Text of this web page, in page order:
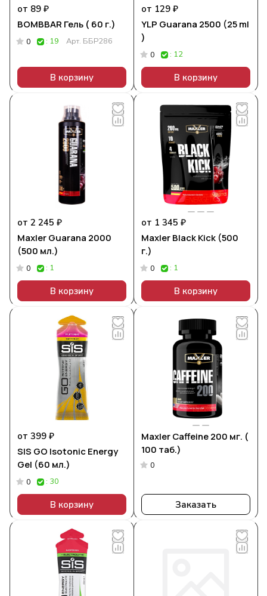
от 89 ₽
BOMBBAR Гель ( 60 г.)
0 : 19 Арт. ББР286
В корзину
от 129 ₽
YLP Guarana 2500 (25 ml
)
0 : 12
В корзину
от 2 245 ₽
Maxler Guarana 2000
(500 мл.)
0 : 1
В корзину
от 1 345 ₽
Maxler Black Kick (500
г.)
0 : 1
В корзину
от 399 ₽
SIS GO Isotonic Energy
Gel (60 мл.)
0 : 30
В корзину
Maxler Caffeine 200 мг. (
100 таб.)
0
Заказать